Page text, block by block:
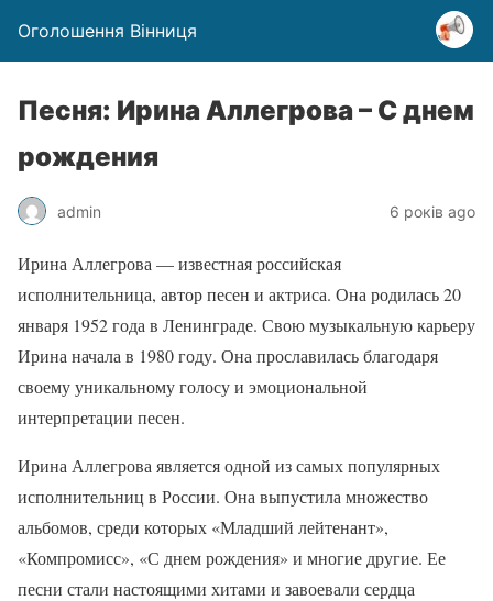
Оголошення Вінниця
Песня: Ирина Аллегрова – С днем
рождения
admin 6 років ago
Ирина Аллегрова — известная российская
исполнительница, автор песен и актриса. Она родилась 20
января 1952 года в Ленинграде. Свою музыкальную карьеру
Ирина начала в 1980 году. Она прославилась благодаря
своему уникальному голосу и эмоциональной
интерпретации песен.
Ирина Аллегрова является одной из самых популярных
исполнительниц в России. Она выпустила множество
альбомов, среди которых «Младший лейтенант»,
«Компромисс», «С днем рождения» и многие другие. Ее
песни стали настоящими хитами и завоевали сердца